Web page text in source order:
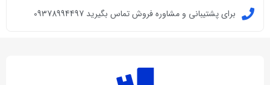
برای پشتیبانی و مشاوره فروش تماس بگیرید 09378994497